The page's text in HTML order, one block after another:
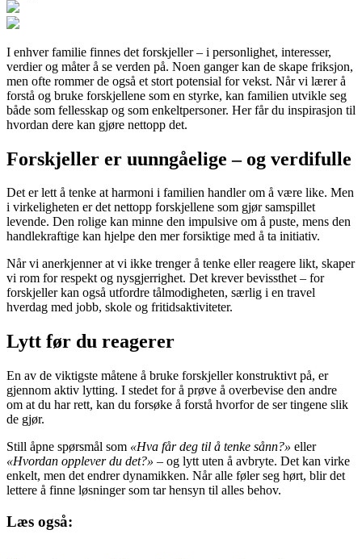
I enhver familie finnes det forskjeller – i personlighet, interesser,
verdier og måter å se verden på. Noen ganger kan de skape friksjon,
men ofte rommer de også et stort potensial for vekst. Når vi lærer å
forstå og bruke forskjellene som en styrke, kan familien utvikle seg
både som fellesskap og som enkeltpersoner. Her får du inspirasjon til
hvordan dere kan gjøre nettopp det.
Forskjeller er uunngåelige – og verdifulle
Det er lett å tenke at harmoni i familien handler om å være like. Men
i virkeligheten er det nettopp forskjellene som gjør samspillet
levende. Den rolige kan minne den impulsive om å puste, mens den
handlekraftige kan hjelpe den mer forsiktige med å ta initiativ.
Når vi anerkjenner at vi ikke trenger å tenke eller reagere likt, skaper
vi rom for respekt og nysgjerrighet. Det krever bevissthet – for
forskjeller kan også utfordre tålmodigheten, særlig i en travel
hverdag med jobb, skole og fritidsaktiviteter.
Lytt før du reagerer
En av de viktigste måtene å bruke forskjeller konstruktivt på, er
gjennom aktiv lytting. I stedet for å prøve å overbevise den andre
om at du har rett, kan du forsøke å forstå hvorfor de ser tingene slik
de gjør.
Still åpne spørsmål som «Hva får deg til å tenke sånn?» eller
«Hvordan opplever du det?» – og lytt uten å avbryte. Det kan virke
enkelt, men det endrer dynamikken. Når alle føler seg hørt, blir det
lettere å finne løsninger som tar hensyn til alles behov.
Læs også: